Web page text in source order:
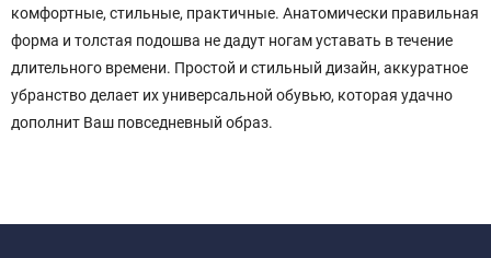
комфортные, стильные, практичные. Анатомически правильная
форма и толстая подошва не дадут ногам уставать в течение
длительного времени. Простой и стильный дизайн, аккуратное
убранство делает их универсальной обувью, которая удачно
дополнит Ваш повседневный образ.